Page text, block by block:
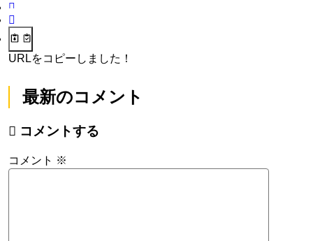
URLをコピーしました！
最新のコメント
コメントする
コメント ※